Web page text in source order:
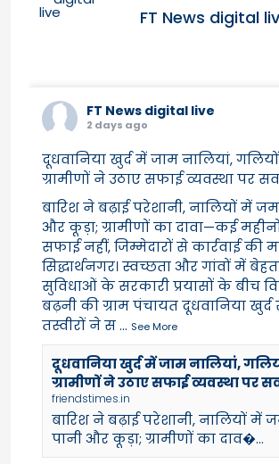
FT News digital
FT News digital live
2 days ago
दूधवानिया खुर्द में जाम नालियां,
ग्रामीणों ने उठाए सफाई व्यवस्था पर
बारिश ने बढ़ाई परेशानी, नालियों में
और कूड़ा; ग्रामीणों का दावा—कई
सफाई नहीं, जिम्मेदारों से कार्रवाई की
सिद्धार्थनगर। स्वच्छता और गांवों में
सुविधाओं के सरकारी प्रयासों के बीच
बढ़नी की ग्राम पंचायत दूधवानिया
तस्वीरों ने स... See More
दूधवानिया खुर्द में जाम नालियां,
ग्रामीणों ने उठाए सफाई व्यवस्था पर
friendstimes.in
बारिश ने बढ़ाई परेशानी, नालियों में
पानी और कूड़ा; ग्रामीणों का दाव�...